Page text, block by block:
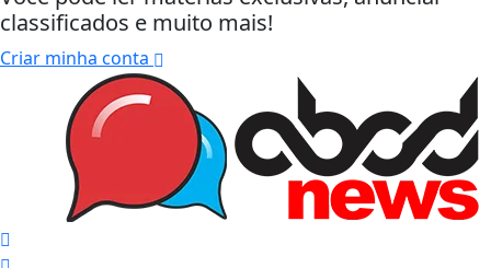
classificados e muito mais!
Criar minha conta